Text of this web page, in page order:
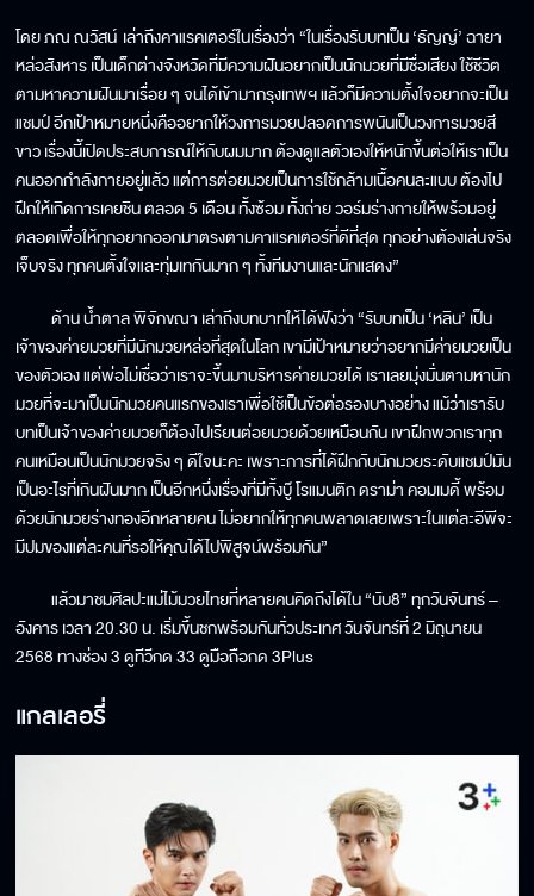
โดย ภณ ณวัสน์ เล่าถึงคาแรคเตอร์ในเรื่องว่า “ในเรื่องรับบทเป็น ‘ธัญญ์’ ฉายา
หล่อสังหาร เป็นเด็กต่างจังหวัดที่มีความฝันอยากเป็นนักมวยที่มีชื่อเสียง ใช้ชีวิต
ตามหาความฝันมาเรื่อย ๆ จนได้เข้ามากรุงเทพฯ แล้วก็มีความตั้งใจอยากจะเป็น
แชมป์ อีกเป้าหมายหนึ่งคืออยากให้วงการมวยปลอดการพนันเป็นวงการมวยสี
ขาว เรื่องนี้เปิดประสบการณ์ให้กับผมมาก ต้องดูแลตัวเองให้หนักขึ้นต่อให้เราเป็น
คนออกกำลังกายอยู่แล้ว แต่การต่อยมวยเป็นการใช้กล้ามเนื้อคนละแบบ ต้องไป
ฝึกให้เกิดการเคยชิน ตลอด 5 เดือน ทั้งซ้อม ทั้งถ่าย วอร์มร่างกายให้พร้อมอยู่
ตลอดเพื่อให้ทุกอยากออกมาตรงตามคาแรคเตอร์ที่ดีที่สุด ทุกอย่างต้องเล่นจริง
เจ็บจริง ทุกคนตั้งใจและทุ่มเทกันมาก ๆ ทั้งทีมงานและนักแสดง”
ด้าน น้ำตาล พิจักขณา เล่าถึงบทบาทให้ได้ฟังว่า “รับบทเป็น ‘หลิน’ เป็น
เจ้าของค่ายมวยที่มีนักมวยหล่อที่สุดในโลก เขามีเป้าหมายว่าอยากมีค่ายมวยเป็น
ของตัวเอง แต่พ่อไม่เชื่อว่าเราจะขึ้นมาบริหารค่ายมวยได้ เราเลยมุ่งมั่นตามหานัก
มวยที่จะมาเป็นนักมวยคนแรกของเราเพื่อใช้เป็นข้อต่อรองบางอย่าง แม้ว่าเรารับ
บทเป็นเจ้าของค่ายมวยก็ต้องไปเรียนต่อยมวยด้วยเหมือนกัน เขาฝึกพวกเราทุก
คนเหมือนเป็นนักมวยจริง ๆ ดีใจนะคะ เพราะการที่ได้ฝึกกับนักมวยระดับแชมป์มัน
เป็นอะไรที่เกินฝันมาก เป็นอีกหนึ่งเรื่องที่มีทั้งบู๊ โรแมนติก ดราม่า คอมเมดี้ พร้อม
ด้วยนักมวยร่างทองอีกหลายคน ไม่อยากให้ทุกคนพลาดเลยเพราะในแต่ละอีพีจะ
มีปมของแต่ละคนที่รอให้คุณได้ไปพิสูจน์พร้อมกัน”
แล้วมาชมศิลปะแม่ไม้มวยไทยที่หลายคนคิดถึงได้ใน “นับ8” ทุกวันจันทร์ –
อังคาร เวลา 20.30 น. เริ่มขึ้นชกพร้อมกันทั่วประเทศ วันจันทร์ที่ 2 มิถุนายน
2568 ทางช่อง 3 ดูทีวีกด 33 ดูมือถือกด 3Plus
แกลเลอรี่